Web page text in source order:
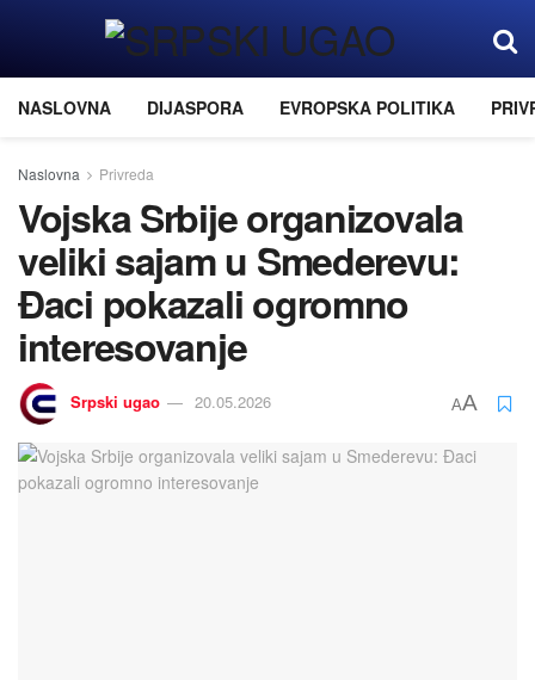
NASLOVNA DIJASPORA EVROPSKA POLITIKA
Naslovna Privreda
Vojska Srbije organizovala
veliki sajam u Smederevu:
Đaci pokazali ogromno
interesovanje
Srpski ugao 20.05.2026 AA